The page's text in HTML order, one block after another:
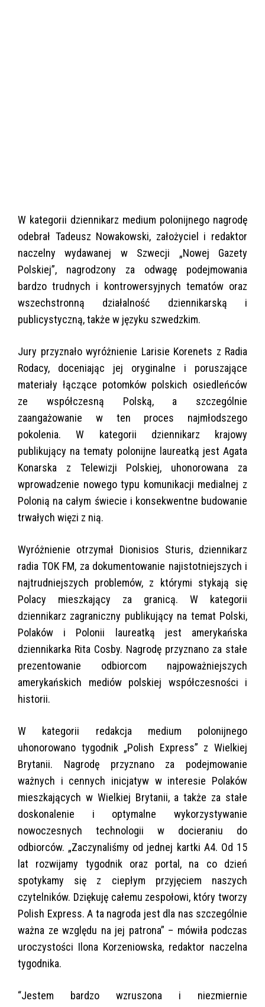
W kategorii dziennikarz medium polonijnego nagrodę
odebrał Tadeusz Nowakowski, założyciel i redaktor
naczelny wydawanej w Szwecji „Nowej Gazety
Polskiej”, nagrodzony za odwagę podejmowania
bardzo trudnych i kontrowersyjnych tematów oraz
wszechstronną działalność dziennikarską i
publicystyczną, także w języku szwedzkim.
Jury przyznało wyróżnienie Larisie Korenets z Radia
Rodacy, doceniając jej oryginalne i poruszające
materiały łączące potomków polskich osiedleńców
ze współczesną Polską, a szczególnie
zaangażowanie w ten proces najmłodszego
pokolenia. W kategorii dziennikarz krajowy
publikujący na tematy polonijne laureatką jest Agata
Konarska z Telewizji Polskiej, uhonorowana za
wprowadzenie nowego typu komunikacji medialnej z
Polonią na całym świecie i konsekwentne budowanie
trwałych więzi z nią.
Wyróżnienie otrzymał Dionisios Sturis, dziennikarz
radia TOK FM, za dokumentowanie najistotniejszych i
najtrudniejszych problemów, z którymi stykają się
Polacy mieszkający za granicą. W kategorii
dziennikarz zagraniczny publikujący na temat Polski,
Polaków i Polonii laureatką jest amerykańska
dziennikarka Rita Cosby. Nagrodę przyznano za stałe
prezentowanie odbiorcom najpoważniejszych
amerykańskich mediów polskiej współczesności i
historii.
W kategorii redakcja medium polonijnego
uhonorowano tygodnik „Polish Express” z Wielkiej
Brytanii. Nagrodę przyznano za podejmowanie
ważnych i cennych inicjatyw w interesie Polaków
mieszkających w Wielkiej Brytanii, a także za stałe
doskonalenie i optymalne wykorzystywanie
nowoczesnych technologii w docieraniu do
odbiorców. „Zaczynaliśmy od jednej kartki A4. Od 15
lat rozwijamy tygodnik oraz portal, na co dzień
spotykamy się z ciepłym przyjęciem naszych
czytelników. Dziękuję całemu zespołowi, który tworzy
Polish Express. A ta nagroda jest dla nas szczególnie
ważna ze względu na jej patrona” – mówiła podczas
uroczystości Ilona Korzeniowska, redaktor naczelna
tygodnika.
“Jestem bardzo wzruszona i niezmiernie